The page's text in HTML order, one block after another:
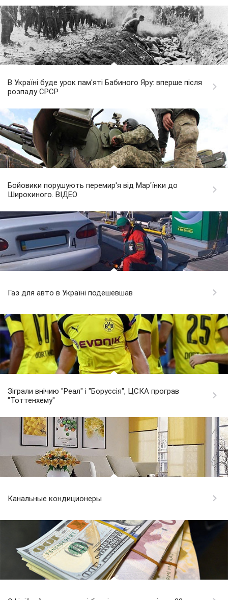
В Україні буде урок пам'яті Бабиного Яру: вперше після
розпаду СРСР
Бойовики порушують перемир'я від Мар'їнки до
Широкиного. ВІДЕО
Газ для авто в Україні подешевшав
Зіграли внічию "Реал" і "Боруссія", ЦСКА програв
"Тоттенхему"
Канальные кондиционеры